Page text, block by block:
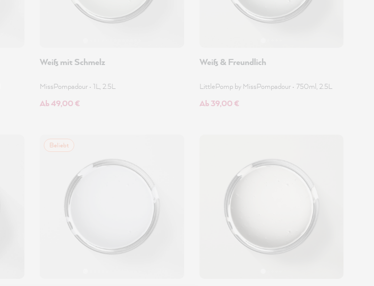
Weiß mit Schmelz
MissPompadour • 1L, 2.5L
Ab 49,00 €
Weiß & Freundlich
LittlePomp by MissPompadour • 750ml, 2.5L
Ab 39,00 €
Beliebt